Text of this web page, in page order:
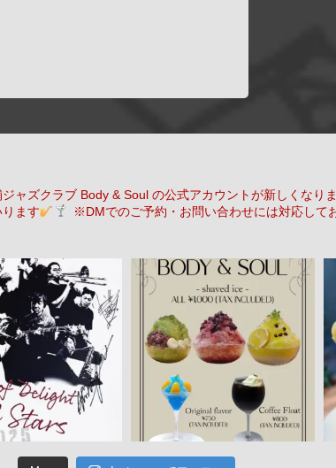
ャズクラブ Body & Soul の公式アカウントが新しくなりま
ます
※DMでのご予約・お問い合わせには対応して